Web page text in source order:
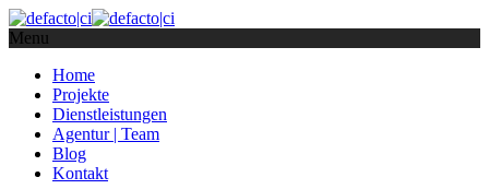
Menu
Home
Projekte
Dienstleistungen
Agentur | Team
Blog
Kontakt